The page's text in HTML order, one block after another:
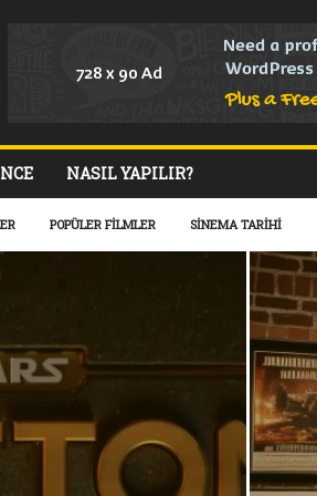
NASIL YAPILIR?
POPÜLER FILMLER SINEMA TARIHI